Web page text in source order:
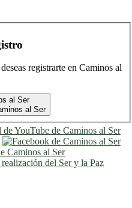
registrarte en Caminos al
al Ser